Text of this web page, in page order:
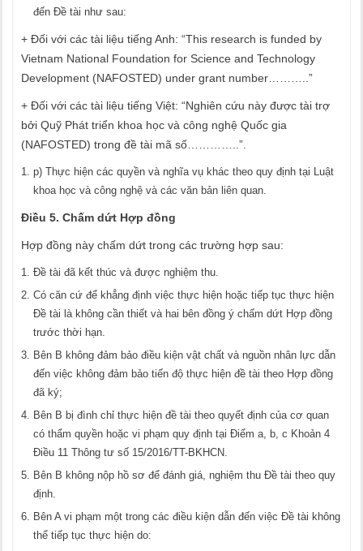
đến Đề tài như sau:
+ Đối với các tài liệu tiếng Anh: “This research is funded by
Vietnam National Foundation for Science and Technology
Development (NAFOSTED) under grant number………..”
+ Đối với các tài liệu tiếng Việt: “Nghiên cứu này được tài trợ
bởi Quỹ Phát triển khoa học và công nghệ Quốc gia
(NAFOSTED) trong đề tài mã số…………..”.
p) Thực hiện các quyền và nghĩa vụ khác theo quy định tại Luật
khoa học và công nghệ và các văn bản liên quan.
Điều 5. Chấm dứt Hợp đồng
Hợp đồng này chấm dứt trong các trường hợp sau:
Đề tài đã kết thúc và được nghiệm thu.
Có căn cứ để khẳng định việc thực hiện hoặc tiếp tục thực hiện
Đề tài là không cần thiết và hai bên đồng ý chấm dứt Hợp đồng
trước thời hạn.
Bên B không đảm bảo điều kiện vật chất và nguồn nhân lực dẫn
đến việc không đảm bảo tiến độ thực hiện đề tài theo Hợp đồng
đã ký;
Bên B bị đình chỉ thực hiện đề tài theo quyết định của cơ quan
có thẩm quyền hoặc vi phạm quy định tại Điểm a, b, c Khoản 4
Điều 11 Thông tư số 15/2016/TT-BKHCN.
Bên B không nộp hồ sơ để đánh giá, nghiệm thu Đề tài theo quy
định.
Bên A vi phạm một trong các điều kiện dẫn đến việc Đề tài không
thể tiếp tục thực hiện do: